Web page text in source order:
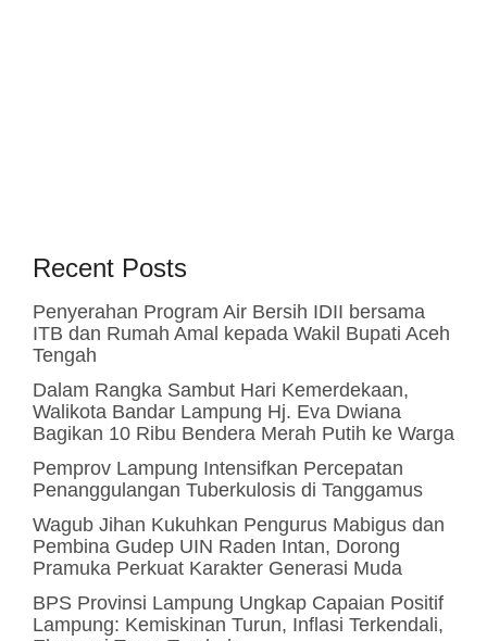
Recent Posts
Penyerahan Program Air Bersih IDII bersama
ITB dan Rumah Amal kepada Wakil Bupati Aceh
Tengah
Dalam Rangka Sambut Hari Kemerdekaan,
Walikota Bandar Lampung Hj. Eva Dwiana
Bagikan 10 Ribu Bendera Merah Putih ke Warga
Pemprov Lampung Intensifkan Percepatan
Penanggulangan Tuberkulosis di Tanggamus
Wagub Jihan Kukuhkan Pengurus Mabigus dan
Pembina Gudep UIN Raden Intan, Dorong
Pramuka Perkuat Karakter Generasi Muda
BPS Provinsi Lampung Ungkap Capaian Positif
Lampung: Kemiskinan Turun, Inflasi Terkendali,